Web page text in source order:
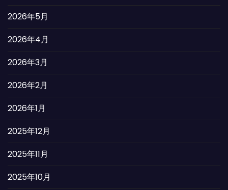
2026年5月
2026年4月
2026年3月
2026年2月
2026年1月
2025年12月
2025年11月
2025年10月